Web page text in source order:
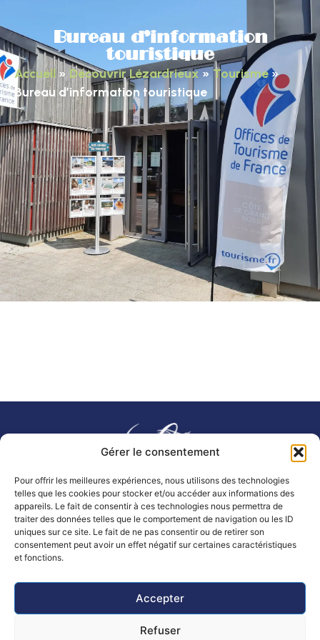
Gérer le consentement
Pour offrir les meilleures expériences, nous utilisons des technologies
telles que les cookies pour stocker et/ou accéder aux informations des
appareils. Le fait de consentir à ces technologies nous permettra de
traiter des données telles que le comportement de navigation ou les ID
uniques sur ce site. Le fait de ne pas consentir ou de retirer son
consentement peut avoir un effet négatif sur certaines caractéristiques
et fonctions.
Accepter
Refuser
Bureau d’information
touristique
Accueil» Découvrir Lézardrieux» Tourisme»
Bureau d’information touristique
Mairie de Lézardrieux
23 Pl. du Centre, 22740 LÉZARDRIEUX
02 96 20 10 20
Accessibilité
Plan
Politique de
confidentialité
Mentions
légales
© 2025 -